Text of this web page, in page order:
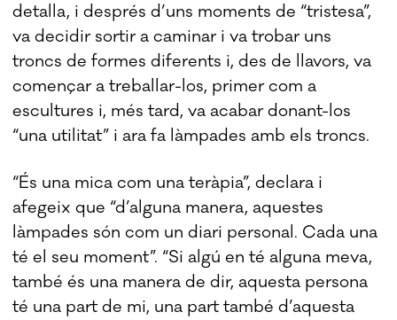
detalla, i després d’uns moments de “tristesa”,
va decidir sortir a caminar i va trobar uns
troncs de formes diferents i, des de llavors, va
començar a treballar-los, primer com a
escultures i, més tard, va acabar donant-los
“una utilitat” i ara fa làmpades amb els troncs.
“És una mica com una teràpia”, declara i
afegeix que “d’alguna manera, aquestes
làmpades són com un diari personal. Cada una
té el seu moment”. “Si algú en té alguna meva,
també és una manera de dir, aquesta persona
té una part de mi, una part també d’aquesta